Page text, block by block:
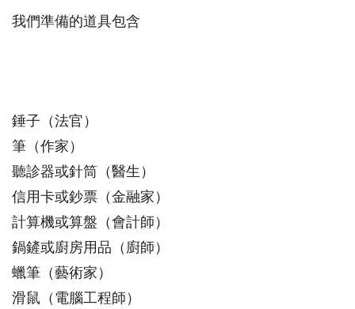
我們準備的道具包含
錘子（法官）
筆（作家）
聽診器或針筒（醫生）
信用卡或鈔票（金融家）
計算機或算盤（會計師）
鍋鏟或廚房用品（廚師）
蠟筆（藝術家）
滑鼠（電腦工程師）